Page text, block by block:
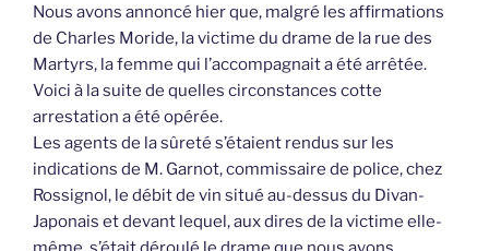
Nous avons annoncé hier que, malgré les affirmations
de Charles Moride, la victime du drame de la rue des
Martyrs, la femme qui l’accompagnait a été arrêtée.
Voici à la suite de quelles circonstances cotte
arrestation a été opérée.
Les agents de la sûreté s’étaient rendus sur les
indications de M. Garnot, commissaire de police, chez
Rossignol, le débit de vin situé au-dessus du Divan-
Japonais et devant lequel, aux dires de la victime elle-